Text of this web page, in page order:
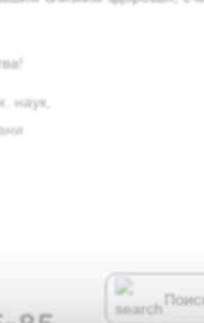
наук,